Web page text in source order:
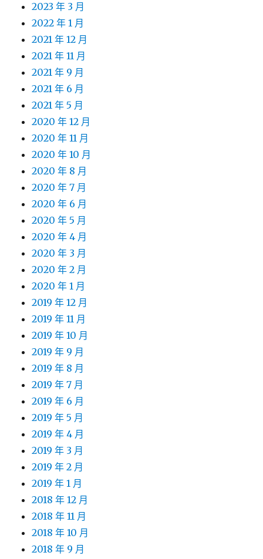
2023 年 3 月
2022 年 1 月
2021 年 12 月
2021 年 11 月
2021 年 9 月
2021 年 6 月
2021 年 5 月
2020 年 12 月
2020 年 11 月
2020 年 10 月
2020 年 8 月
2020 年 7 月
2020 年 6 月
2020 年 5 月
2020 年 4 月
2020 年 3 月
2020 年 2 月
2020 年 1 月
2019 年 12 月
2019 年 11 月
2019 年 10 月
2019 年 9 月
2019 年 8 月
2019 年 7 月
2019 年 6 月
2019 年 5 月
2019 年 4 月
2019 年 3 月
2019 年 2 月
2019 年 1 月
2018 年 12 月
2018 年 11 月
2018 年 10 月
2018 年 9 月